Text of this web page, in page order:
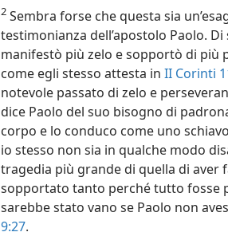
2 Sembra forse che questa sia
testimonianza dell’apostolo Paolo.
manifestò più zelo e sopportò di più
come egli stesso attesta in II Corinti
notevole passato di zelo e
dice Paolo del suo bisogno di
corpo e lo conduco come uno
io stesso non sia in qualche modo
tragedia più grande di quella di aver
sopportato tanto perché tutto fosse
sarebbe stato vano se Paolo non
9:27.